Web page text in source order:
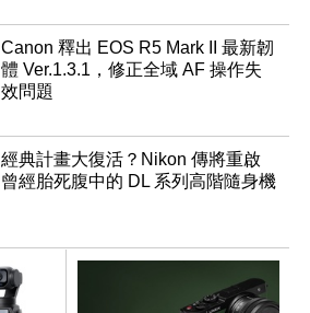
Canon 釋出 EOS R5 Mark II 最新韌
體 Ver.1.3.1，修正全域 AF 操作失
效問題
經典計畫大復活？Nikon 傳將重啟
曾經胎死腹中的 DL 系列高階隨身機